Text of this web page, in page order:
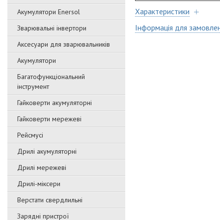
Акумулятори Enersol
Зварювальні інвертори
Аксесуари для зварювальників
Акумулятори
Багатофункціональний
інструмент
Гайковерти акумуляторні
Гайковерти мережеві
Рейсмусі
Дрилі акумуляторні
Дрилі мережеві
Дрилі-міксери
Верстати свердлильні
Зарядні пристрої
Характеристики
Інформація для